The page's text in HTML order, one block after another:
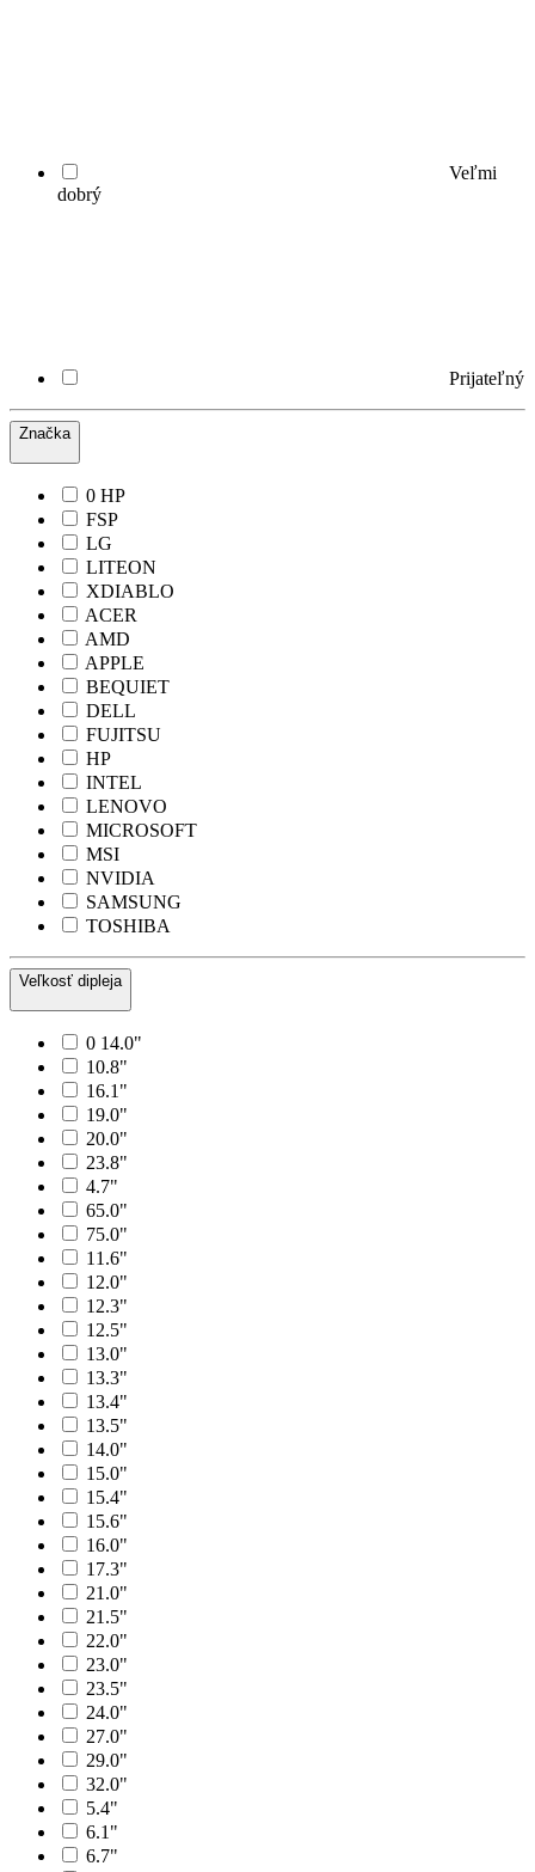
Veľmi
dobrý
Prijateľný
Značka
0 HP
FSP
LG
LITEON
XDIABLO
ACER
AMD
APPLE
BEQUIET
DELL
FUJITSU
HP
INTEL
LENOVO
MICROSOFT
MSI
NVIDIA
SAMSUNG
TOSHIBA
Veľkosť dipleja
0 14.0"
10.8"
16.1"
19.0"
20.0"
23.8"
4.7"
65.0"
75.0"
11.6"
12.0"
12.3"
12.5"
13.0"
13.3"
13.4"
13.5"
14.0"
15.0"
15.4"
15.6"
16.0"
17.3"
21.0"
21.5"
22.0"
23.0"
23.5"
24.0"
27.0"
29.0"
32.0"
5.4"
6.1"
6.7"